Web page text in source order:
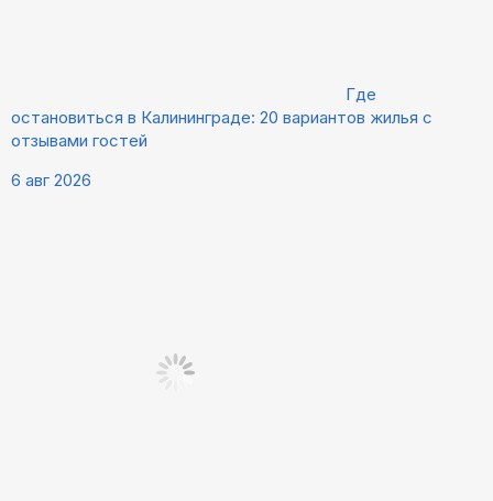
Где
остановиться в Калининграде: 20 вариантов жилья с
отзывами гостей
6 авг 2026